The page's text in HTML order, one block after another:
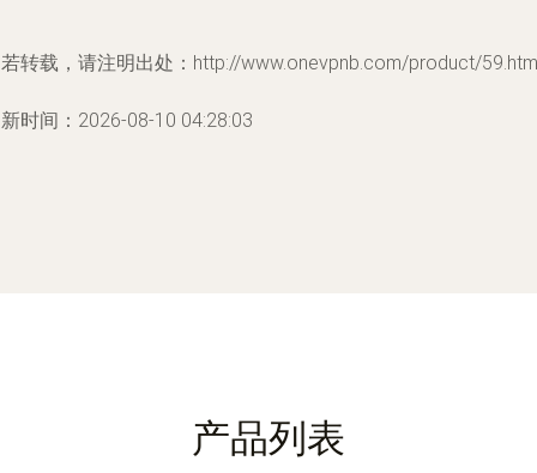
转载，请注明出处：http://www.onevpnb.com/product/
时间：2026-08-10 04:28:03
产品列表